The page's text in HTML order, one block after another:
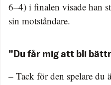
6–4) i finalen visade han
sin motståndare.
”Du får mig att bli
– Tack för den spelare du